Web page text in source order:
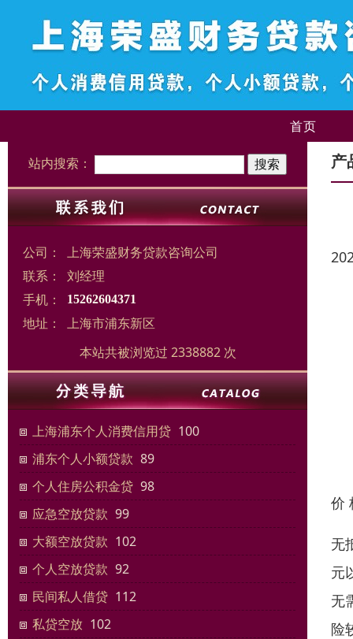
首页
站内搜索：
公司：
上海荣盛财务贷款咨询公司
联系：
刘经理
手机：
15262604371
地址：
上海市浦东新区
本站共被浏览过 2338882 次
上海浦东个人消费信用贷 100
浦东个人小额贷款 89
个人住房公积金贷 98
应急空放贷款 99
大额空放贷款 102
个人空放贷款 92
民间私人借贷 112
私贷空放 102
产
价
无
元
无
险